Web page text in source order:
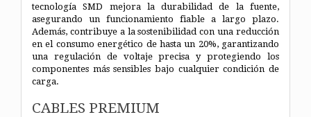
tecnología SMD mejora la durabilidad de la fuente,
asegurando un funcionamiento fiable a largo plazo.
Además, contribuye a la sostenibilidad con una reducción
en el consumo energético de hasta un 20%, garantizando
una regulación de voltaje precisa y protegiendo los
componentes más sensibles bajo cualquier condición de
carga.
CABLES PREMIUM